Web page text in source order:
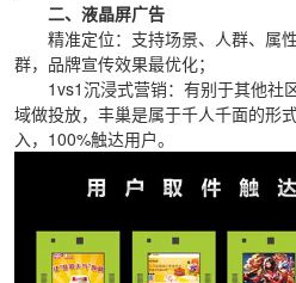
二、液晶屏广告
精准定位：支持场景、人群、属
群，品牌宣传效果最优化；
1vs1沉浸式营销：有别于其他社
域做投放，丰巢是属于千人千面的形
入，100%触达用户。